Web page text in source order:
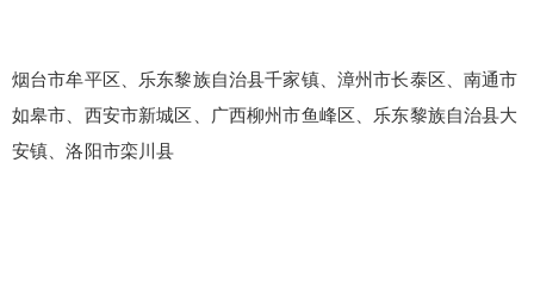
烟台市牟平区、乐东黎族自治县千家镇、漳州市长泰区、南通市
如皋市、西安市新城区、广西柳州市鱼峰区、乐东黎族自治县大
安镇、洛阳市栾川县